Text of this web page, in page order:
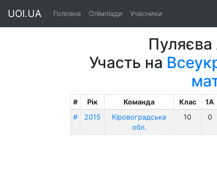
UOI.UA Головна Олімпіади Учасники
Пуляєва
Участь на
# Рік Команда Клас
1A
#
2015
Кіровоградська
обл.
10 0